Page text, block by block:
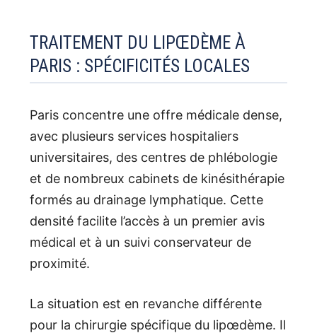
TRAITEMENT DU LIPŒDÈME À
PARIS : SPÉCIFICITÉS LOCALES
Paris concentre une offre médicale dense,
avec plusieurs services hospitaliers
universitaires, des centres de phlébologie
et de nombreux cabinets de kinésithérapie
formés au drainage lymphatique. Cette
densité facilite l’accès à un premier avis
médical et à un suivi conservateur de
proximité.
La situation est en revanche différente
pour la chirurgie spécifique du lipœdème. Il